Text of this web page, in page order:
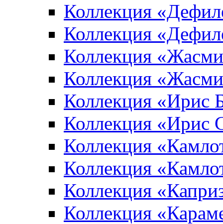
Коллекция
Коллекция
Коллекция
Коллекция
Коллекция «Ирис
Коллекция «Ирис
Коллекция
Коллекция
Коллекция
Коллекция